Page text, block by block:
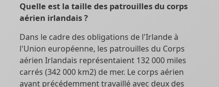
Quelle est la taille des patrouilles du corps
aérien irlandais ?
Dans le cadre des obligations de l'Irlande à
l'Union européenne, les patrouilles du Corps
aérien Irlandais représentaient 132 000 miles
carrés (342 000 km2) de mer. Le corps aérien
ayant précédemment travaillé avec deux des